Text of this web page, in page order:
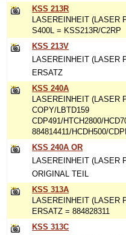
KSS 213R
LASEREINHEIT (LASER
S400L = KSS213R/C2RP
KSS 213V
LASEREINHEIT (LASER
ERSATZ
KSS 240A
LASEREINHEIT (LASER
COPY/LBTD159
CDP491/HTCH2800/
884814411/HCDH500/
KSS 240A OR
LASEREINHEIT (LASER
ORIGINAL TEIL
KSS 313A
LASEREINHEIT (LASER
ERSATZ = 884828311
KSS 313C